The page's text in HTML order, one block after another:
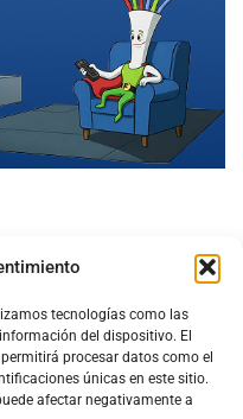
tecnologías como las
del dispositivo. El
procesar datos como el
únicas en este sitio.
afectar negativamente a